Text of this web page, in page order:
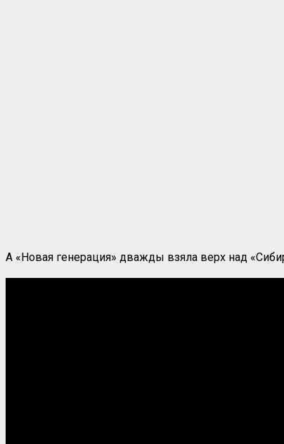
А «Новая генерация» дважды взяла верх над